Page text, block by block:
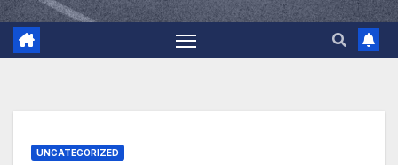
UNCATEGORIZED